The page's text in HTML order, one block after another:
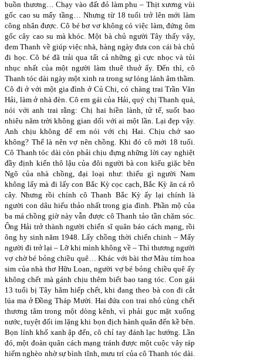
buồn thương… Chạy vào đất đỏ làm phu – Thịt xương vùi
gốc cao su mấy tầng… Nhưng từ 18 tuổi trở lên mới làm
công nhân được. Cô bé bơ vơ không có việc làm, đứng ôm
gốc cây cao su mà khóc. Một bà chủ người Tây thấy vậy,
đem Thanh về giúp việc nhà, hàng ngày đưa con cái bà chủ
đi học. Cô bé đã trải qua tất cả những gì cực nhọc và tủi
nhục nhất của một người làm thuê thuở ấy. Đến thì, cô
Thanh tóc dài ngày một xinh ra trong sự lóng lánh âm thầm.
Cô đi ở với một gia đình ở Củ Chi, có chàng trai Trần Văn
Hải, làm ở nhà đèn. Cô em gái của Hải, quý chị Thanh quá,
nói với anh trai rằng: Chị hai hiền lành, tử tế, suốt bao
nhiêu năm trời không gian dối với ai một lần. Lại đẹp vậy.
Anh chịu không để em nói với chị Hai. Chịu chớ sao
không? Thế là nên vợ nên chồng. Khi đó cô mới 18 tuổi.
Cô Thanh tóc dài còn phải chịu đựng những lời cay nghiệt
đầy định kiến thô lậu của đôi người bà con kiểu giặc bên
Ngô của nhà chồng, đại loại như: thiếu gì người Nam
không lấy mà đi lấy con Bắc Kỳ cọc cạch, Bắc Kỳ ăn cá rô
cây. Nhưng rồi chính cô Thanh Bắc Kỳ ấy lại chính là
người con dâu hiếu thảo nhất trong gia đình. Phần mộ của
ba má chồng giờ này vẫn được cô Thanh tảo tần chăm sóc.
Ông Hải trở thành người chiến sĩ quân báo cách mạng, rồi
ông hy sinh năm 1948. Lấy chồng thời chiến chinh – Mấy
người đi trở lại – Lỡ khi mình không về – Thì thương người
vợ chờ bé bỏng chiều quê… Khác với bài thơ Màu tím hoa
sim của nhà thơ Hữu Loan, người vợ bé bỏng chiều quê ấy
không chết mà gánh chịu thêm biết bao tang tóc. Con gái
13 tuổi bị Tây hãm hiếp chết, khi đang theo bà con đi cắt
lúa ma ở Đồng Tháp Mười. Hai đứa con trai nhỏ cùng chết
thương tâm trong một dòng kênh, vì phải gục mặt xuống
nước, tuyệt đối im lặng khi bọn địch hành quân đến kề bên.
Bọn lính khố xanh ập đến, cô chỉ tay đánh lạc hướng. Lần
đó, một đoàn quân cách mạng tránh được một cuộc vây ráp
hiểm nghèo nhờ sự bình tĩnh, mưu trí của cô Thanh tóc dài.